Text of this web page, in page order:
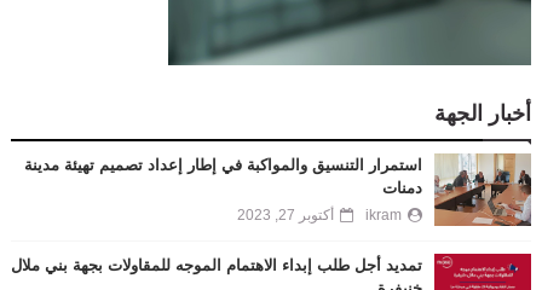
أخبار الجهة
استمرار التنسيق والمواكبة في إطار إعداد تصميم تهيئة مدينة
دمنات
ikram أكتوبر 27, 2023
تمديد أجل طلب إبداء الاهتمام الموجه للمقاولات بجهة بني ملال